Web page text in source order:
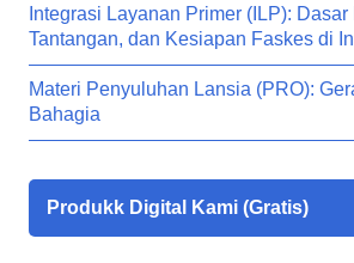
Integrasi Layanan Primer (ILP):
Tantangan, dan Kesiapan Faskes di
Materi Penyuluhan Lansia (PRO):
Bahagia
Produkk Digital Kami (Gratis)